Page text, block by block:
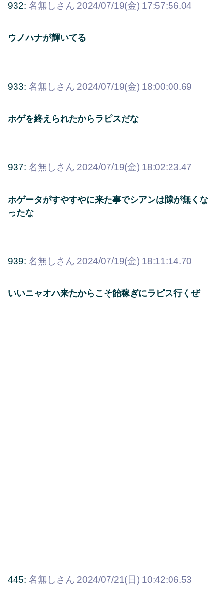
932: 名無しさん 2024/07/19(金) 17:57:56.04
ウノハナが輝いてる
933: 名無しさん 2024/07/19(金) 18:00:00.69
ホゲを終えられたからラピスだな
937: 名無しさん 2024/07/19(金) 18:02:23.47
ホゲータがすやすやに来た事でシアンは隙が無くな
ったな
939: 名無しさん 2024/07/19(金) 18:11:14.70
いいニャオハ来たからこそ飴稼ぎにラピス行くぜ
445: 名無しさん 2024/07/21(日) 10:42:06.53